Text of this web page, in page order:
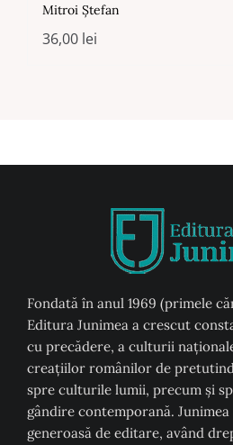
Mitroi Ştefan
36,00 lei
Fondată în anul 1969 (primele
Editura Junimea a crescut
cu precădere, a culturii
creaţiilor românilor de
spre culturile lumii, precum şi
gândire contemporană.
generoasă de editare, având